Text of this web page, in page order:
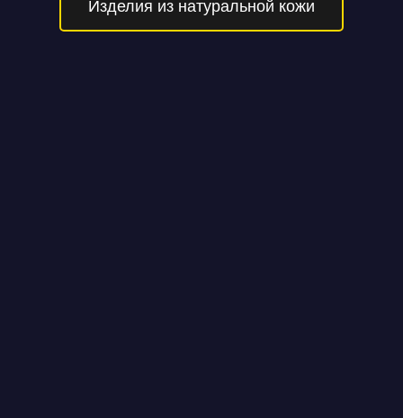
Изделия из натуральной кожи